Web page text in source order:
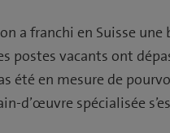
a franchi en Suisse
postes vacants ont
été en mesure de
d’œuvre spécialisée